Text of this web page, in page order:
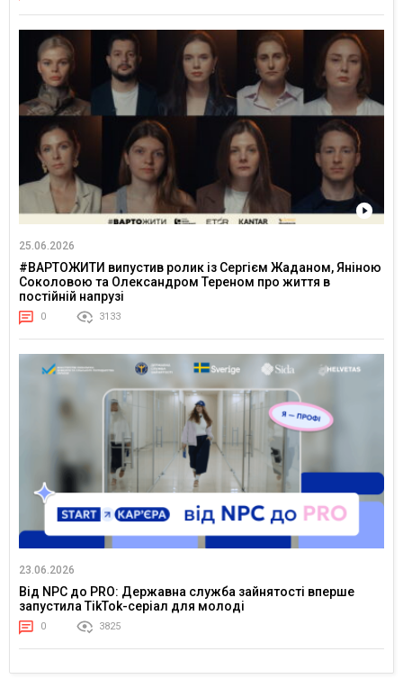
25.06.2026
#ВАРТОЖИТИ випустив ролик із Сергієм Жаданом, Яніною
Соколовою та Олександром Тереном про життя в
постійній напрузі
0 3133
23.06.2026
Від NPC до PRO: Державна служба зайнятості вперше
запустила TikTok-серіал для молоді
0 3825